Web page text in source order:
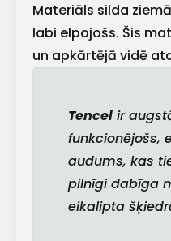
Materiāls silda
labi elpojošs. Šis
un apkārtējā vidē
Tencel ir
funkcionējošs,
audums, kas
pilnīgi dabīga
eikalipta